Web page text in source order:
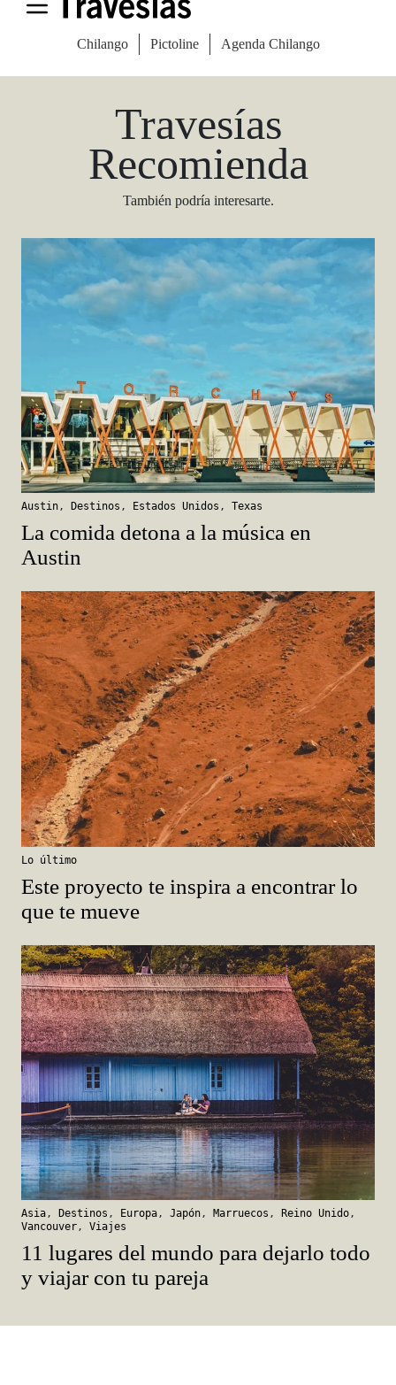
Travesías
Recomienda
También podría interesarte.
Austin, Destinos , Estados Unidos , Texas
La comida detona a la música en
Austin
Lo último
Este proyecto te inspira a encontrar lo
que te mueve
Asia, Destinos , Europa, Japón, Marruecos , Reino Unido,
Vancouver, Viajes
11 lugares del mundo para dejarlo todo
y viajar con tu pareja